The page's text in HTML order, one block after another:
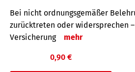
Bei nicht ordnungsgemäßer
zurücktreten oder widersprechen
Versicherung
mehr
0,90 €